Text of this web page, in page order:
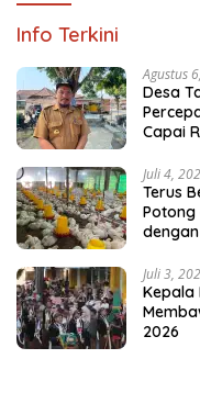
Info Terkini
Agustus
Desa
Capai
Juli 4,
Terus
Potong
Juli 3,
Kepala
2026